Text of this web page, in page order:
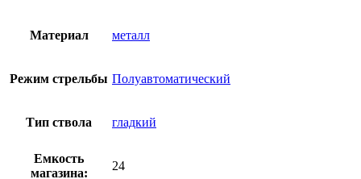
Материал металл
Режим стрельбы Полуавтоматический
Тип ствола гладкий
Емкость
магазина:
24